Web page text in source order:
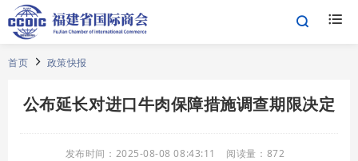
首页 政策快报
公布延长对进口牛肉保障措施调查期限决定
发布时间： 2025-08-08 08:43:11 阅读量： 872